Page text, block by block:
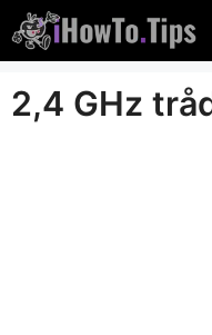
Hopp
til
innholdet
2,4 GHz